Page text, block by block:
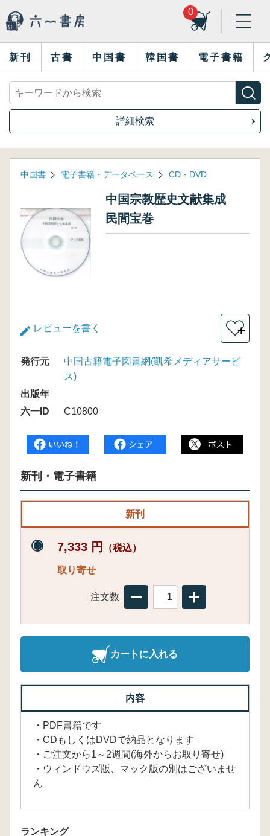
0
新刊 古書 中国書 韓国書 電子書籍
詳細検索
中国書 電子書籍・データベース CD・DVD
中国宗教歴史文献集成
民間宝巻
レビューを書く ＋
発行元
中国古籍電子図書網(凱希メディアサービ
ス)
出版年
六一ID
C10800
新刊・電子書籍
新刊
7,333 円 （税込）
取り寄せ
注文数
カートに入れる
内容
・PDF書籍です
・CDもしくはDVDで納品となります
・ご注文から1～2週間(海外からお取り寄せ)
・ウィンドウズ版、マック版の別はございませ
ん
ランキング